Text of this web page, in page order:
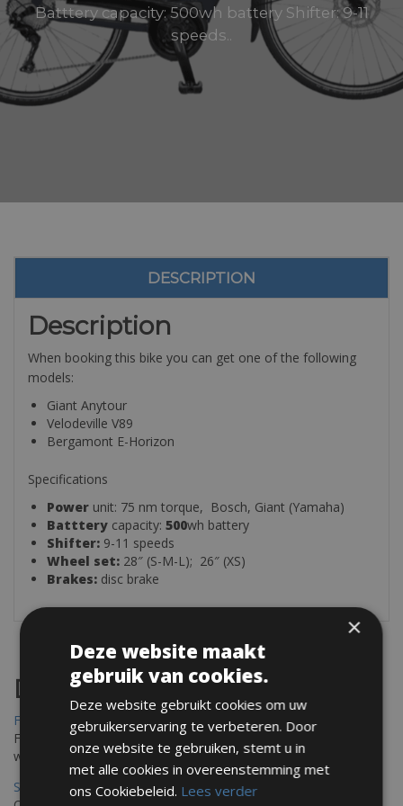
Batttery capacity: 500wh battery Shifter: 9-11
speeds..
DESCRIPTION
Description
When booking this bike you can get one of the following
models:
Giant Anytour
Velodeville V89
Bergamont E-Horizon
Specifications
Power unit: 75 nm torque, Bosch, Giant (Yamaha)
Batttery capacity: 500wh battery
Shifter: 9-11 speeds
Wheel set: 28″ (S-M-L); 26″ (XS)
Brakes: disc brake
Destinations
Frejus Fietsverhuur
Fréjus en Saint-Raphaël liggen aan de Middellandse Zee en
worden omringd door het Massif de l'Esterel
Saint Raphael Fietsverhuur
×
Deze website maakt
gebruik van cookies.
Deze website gebruikt cookies om uw
gebruikerservaring te verbeteren. Door
onze website te gebruiken, stemt u in
met alle cookies in overeenstemming met
ons Cookiebeleid. Lees verder